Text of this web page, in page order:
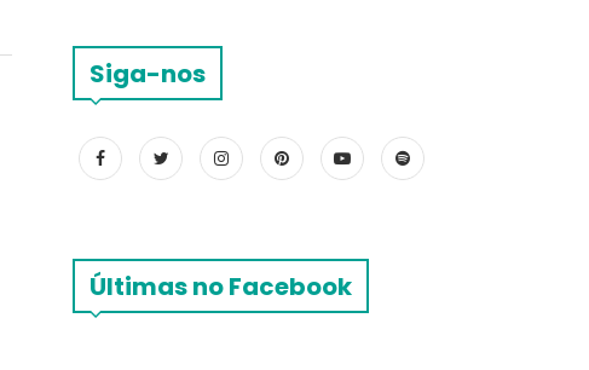
Siga-nos
Últimas no Facebook